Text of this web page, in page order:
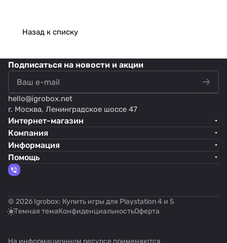
Назад к списку
Подписаться на новости и акции
hello@igrobox.net
г. Москва, Ленинградское шоссе 47
Интернет-магазин
Компания
Информация
Помощь
© 2026 Igrobox: Купить игры для Playstation 4 и 5
Темная темаКонфиденциальностьОферта
На информационном ресурсе применяются